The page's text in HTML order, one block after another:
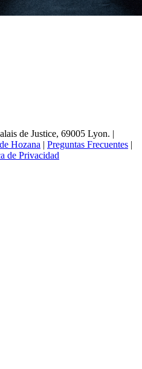
de Justice, 69005 Lyon.
Hozana Preguntas Frecuentes
de Privacidad